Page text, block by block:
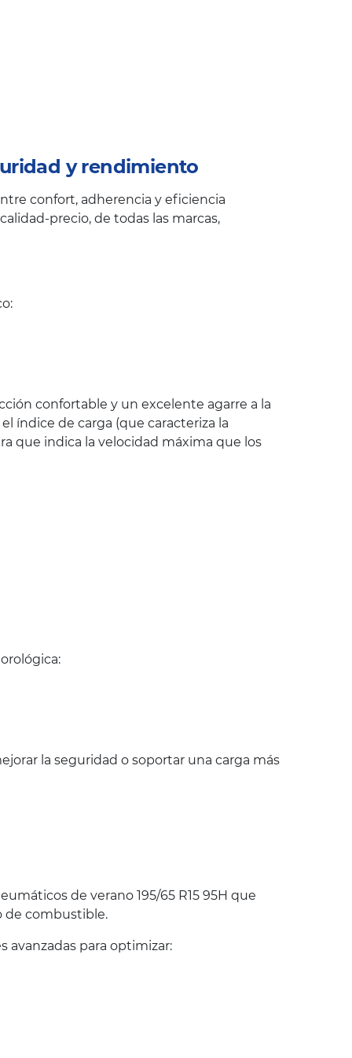
y rendimiento
confort, adherencia y eficiencia
precio, de todas las marcas,
confortable y un excelente agarre a la
índice de carga (que caracteriza la
que indica la velocidad máxima que los
la seguridad o soportar una carga más
de verano 195/65 R15 95H que
de combustible.
avanzadas para optimizar: